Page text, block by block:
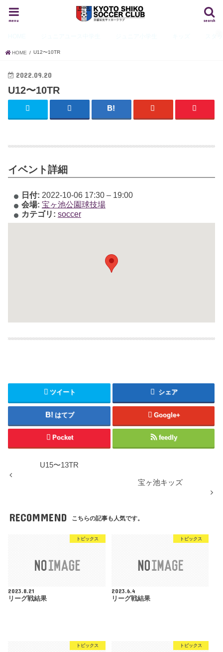
search
menu
HOME U12〜10TR
2022.09.20
U12〜10TR
イベント詳細
日付: 2022-10-06 17:30– 19:00
会場: 宝ヶ池公園球技場
カテゴリ: soccer
ツイート シェア
はてブ Google+
Pocket feedly
U15〜13TR
宝ヶ池キッズ
RECOMMEND こちらの記事も人気です。
トピックス
2023.8.21
リーグ戦結果
トピックス
2023.6.4
リーグ戦結果
トピックス トピックス